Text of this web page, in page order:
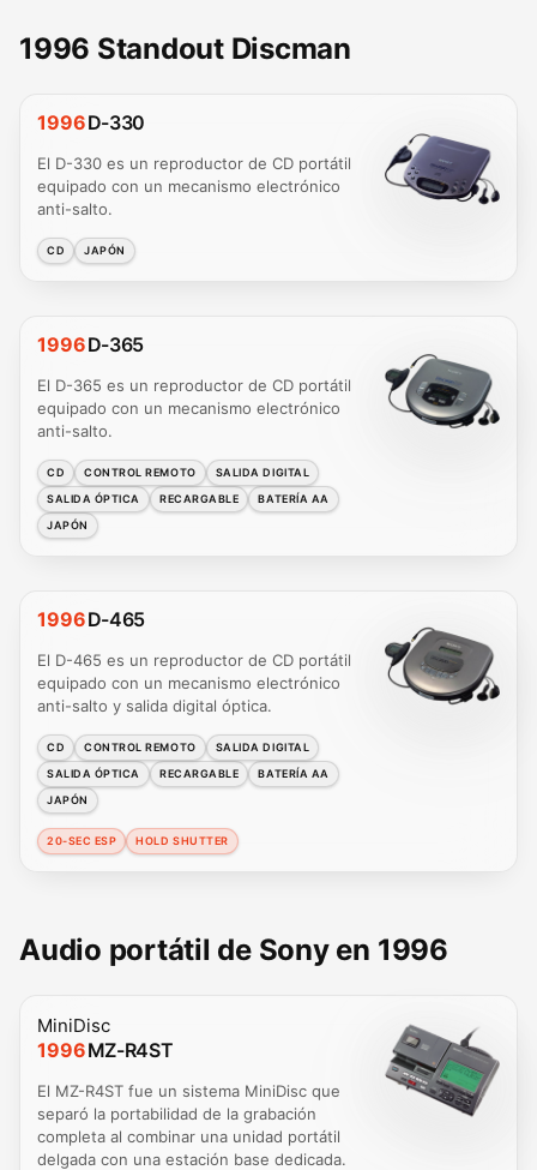
1996 Standout Discman
1996D-330
El D-330 es un reproductor de CD portátil
equipado con un mecanismo electrónico
anti-salto.
CD JAPÓN
1996D-365
El D-365 es un reproductor de CD portátil
equipado con un mecanismo electrónico
anti-salto.
CD CONTROL REMOTO
SALIDA DIGITAL
SALIDA ÓPTICA
RECARGABLE
BATERÍA AA
JAPÓN
1996D-465
El D-465 es un reproductor de CD portátil
equipado con un mecanismo electrónico
anti-salto y salida digital óptica.
CD CONTROL REMOTO
SALIDA DIGITAL
SALIDA ÓPTICA
RECARGABLE
BATERÍA AA
JAPÓN
20-SEC ESP HOLD SHUTTER
Audio portátil de Sony en 1996
MiniDisc
1996MZ-R4ST
El MZ-R4ST fue un sistema MiniDisc que
separó la portabilidad de la grabación
completa al combinar una unidad portátil
delgada con una estación base dedicada.